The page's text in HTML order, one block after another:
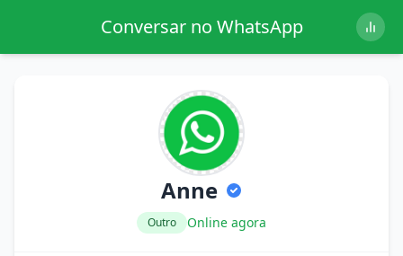
Conversar no WhatsApp
Anne
Outro Online agora